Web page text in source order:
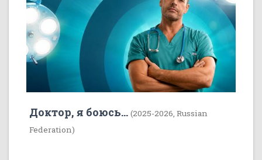
Доктор, я боюсь... (2025-2026, Russian
Federation)